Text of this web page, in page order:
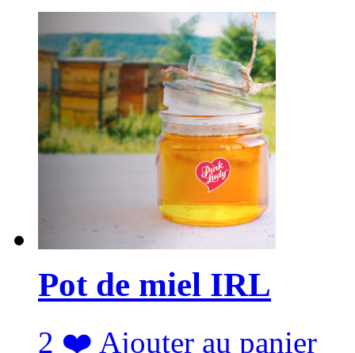
Pot de miel IRL
2 ❤️ Ajouter au panier